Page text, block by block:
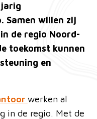
Samen willen zij
de regio Noord-
toekomst kunnen
en
werken al
in de regio. Met de